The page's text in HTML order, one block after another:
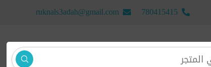
780415415
ruknals3adah@gmail.com